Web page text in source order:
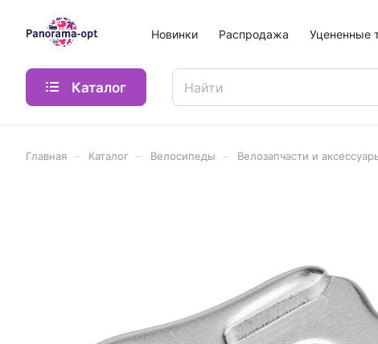
Новинки Распродажа Уцененные
Каталог
Главная Каталог Велосипеды Велозапчасти и